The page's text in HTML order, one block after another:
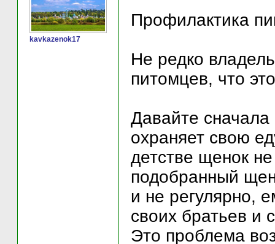
kavkazenok17
Профилактика
Не редко
питомцев, что
Давайте
охраняет свою
детстве щенок
подобранный
и не регулярно,
своих братьев и
Это проблема